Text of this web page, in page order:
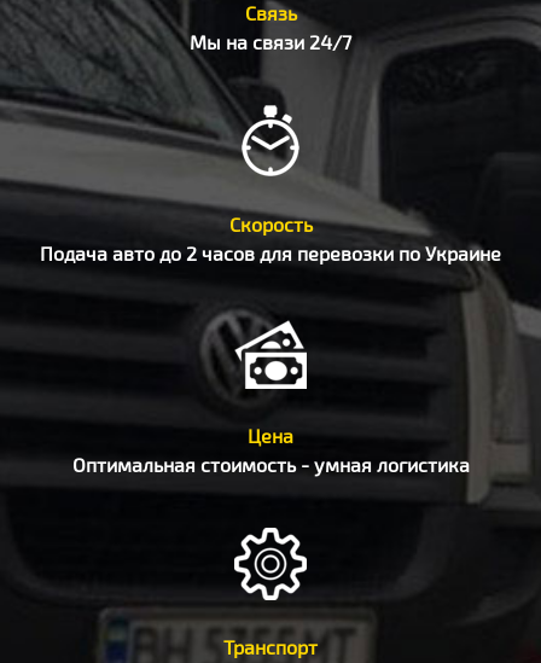
Связь
Мы на связи 24/7
Скорость
Подача авто до 2 часов для перевозки по Украине
Цена
Оптимальная стоимость - умная логистика
Транспорт